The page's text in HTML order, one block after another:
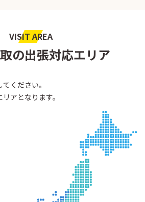
VISIT AREA
の出張対応エリア
ください。
アとなります。